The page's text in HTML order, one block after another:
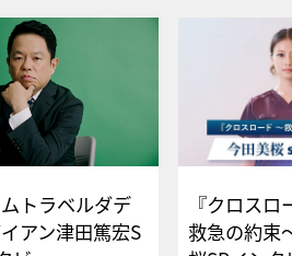
ムトラベルダデ
アン津田篤宏S
『クロス
救急の約束